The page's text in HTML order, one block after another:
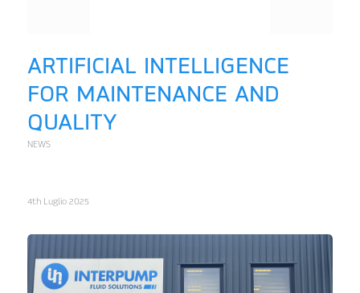
ARTIFICIAL INTELLIGENCE
FOR MAINTENANCE AND
QUALITY
NEWS
4th Luglio 2025